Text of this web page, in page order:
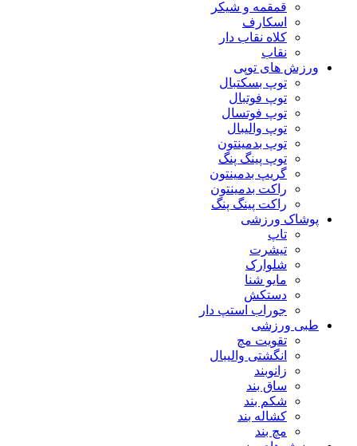
قمقمه و شیکر
اسکارف
کلاه نقاب دار
نقاب
ورزش های توپی
توپ بسکتبال
توپ فوتبال
توپ فوتسال
توپ والیبال
توپ بدمینتون
توپ پینگ پنگ
گریپ بدمینتون
راکت بدمینتون
راکت پینگ پنگ
پوشاک ورزشی
تاپ
تیشرت
شلوارک
مایو شنا
دستکش
جوراب استپ دار
طبی ورزشی
تقویت مچ
انگشتی واليبال
زانوبند
ساق بند
شکم بند
کشاله بند
مچ بند